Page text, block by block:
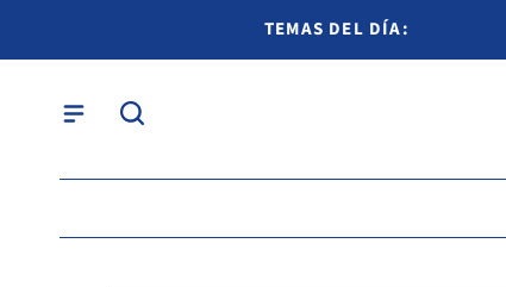
TEMAS DEL DÍA: